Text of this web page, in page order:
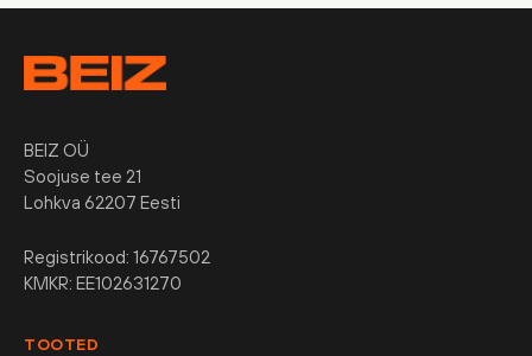
BEIZ OÜ
Soojuse tee 21
Lohkva 62207 Eesti
Registrikood: 16767502
KMKR: EE102631270
TOOTED